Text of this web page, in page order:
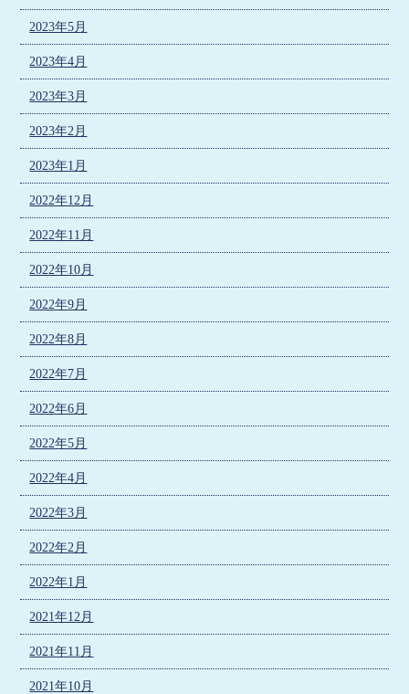
2023年5月
2023年4月
2023年3月
2023年2月
2023年1月
2022年12月
2022年11月
2022年10月
2022年9月
2022年8月
2022年7月
2022年6月
2022年5月
2022年4月
2022年3月
2022年2月
2022年1月
2021年12月
2021年11月
2021年10月